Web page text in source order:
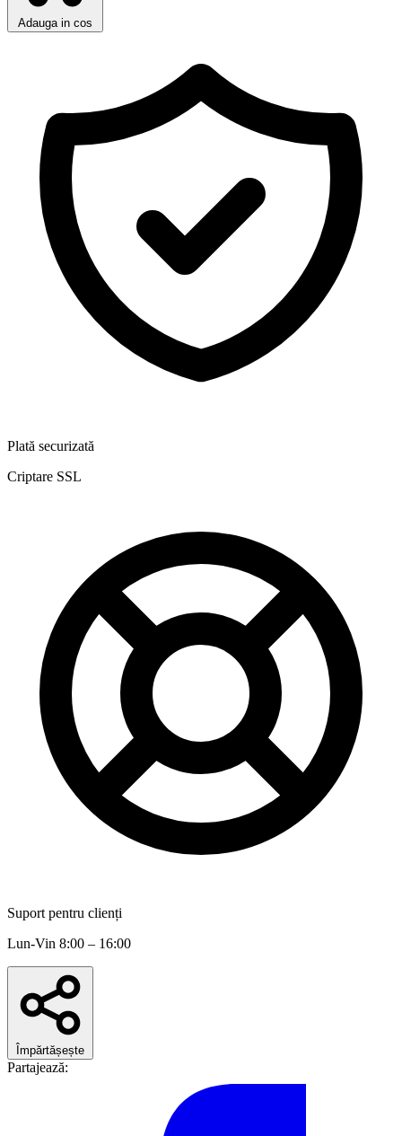
Adauga in cos
Plată securizată
Criptare SSL
Suport pentru clienți
Lun-Vin 8:00 – 16:00
Împărtășește
Partajează: